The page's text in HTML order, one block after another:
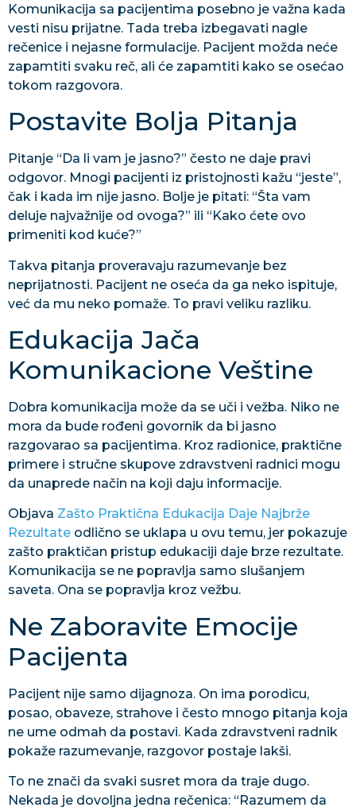
Komunikacija sa pacijentima posebno je važna kada
vesti nisu prijatne. Tada treba izbegavati nagle
rečenice i nejasne formulacije. Pacijent možda neće
zapamtiti svaku reč, ali će zapamtiti kako se osećao
tokom razgovora.
Postavite Bolja Pitanja
Pitanje “Da li vam je jasno?” često ne daje pravi
odgovor. Mnogi pacijenti iz pristojnosti kažu “jeste”,
čak i kada im nije jasno. Bolje je pitati: “Šta vam
deluje najvažnije od ovoga?” ili “Kako ćete ovo
primeniti kod kuće?”
Takva pitanja proveravaju razumevanje bez
neprijatnosti. Pacijent ne oseća da ga neko ispituje,
već da mu neko pomaže. To pravi veliku razliku.
Edukacija Jača
Komunikacione Veštine
Dobra komunikacija može da se uči i vežba. Niko ne
mora da bude rođeni govornik da bi jasno
razgovarao sa pacijentima. Kroz radionice, praktične
primere i stručne skupove zdravstveni radnici mogu
da unaprede način na koji daju informacije.
Objava Zašto Praktična Edukacija Daje Najbrže
Rezultate odlično se uklapa u ovu temu, jer pokazuje
zašto praktičan pristup edukaciji daje brze rezultate.
Komunikacija se ne popravlja samo slušanjem
saveta. Ona se popravlja kroz vežbu.
Ne Zaboravite Emocije
Pacijenta
Pacijent nije samo dijagnoza. On ima porodicu,
posao, obaveze, strahove i često mnogo pitanja koja
ne ume odmah da postavi. Kada zdravstveni radnik
pokaže razumevanje, razgovor postaje lakši.
To ne znači da svaki susret mora da traje dugo.
Nekada je dovoljna jedna rečenica: “Razumem da